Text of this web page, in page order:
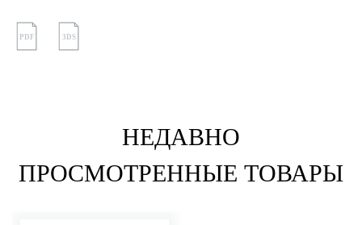
PDF 3DS
НЕДАВНО
ПРОСМОТРЕННЫЕ ТОВАРЫ